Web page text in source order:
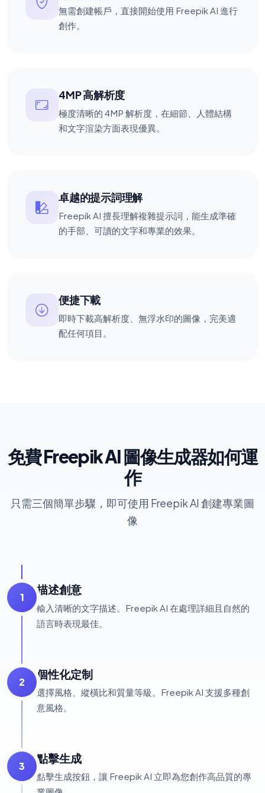
無需創建帳戶，直接開始使用 Freepik AI 進行
創作。
4MP 高解析度
極度清晰的 4MP 解析度，在細節、人體結構
和文字渲染方面表現優異。
卓越的提示詞理解
Freepik AI 擅長理解複雜提示詞，能生成準確
的手部、可讀的文字和專業的效果。
便捷下載
即時下載高解析度、無浮水印的圖像，完美適
配任何項目。
免費 Freepik AI 圖像生成器如何運
作
只需三個簡單步驟，即可使用 Freepik AI 創建專業圖
像
1
描述創意
輸入清晰的文字描述。Freepik AI 在處理詳細且自然的
語言時表現最佳。
2
個性化定制
選擇風格、縱橫比和質量等級。Freepik AI 支援多種創
意風格。
3
點擊生成
點擊生成按鈕，讓 Freepik AI 立即為您創作高品質的專